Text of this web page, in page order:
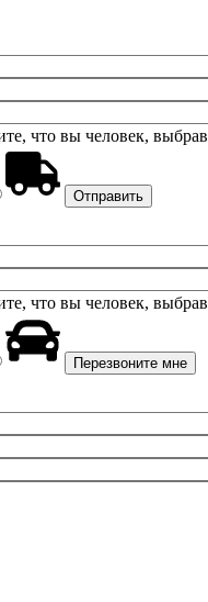
что вы человек, выбрав
что вы человек, выбрав